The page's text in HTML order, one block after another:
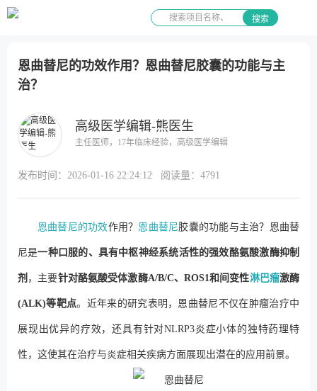
搜索
恩曲替尼的功效作用？恩曲替尼胶囊的功能与主
治？
高级医学编辑-熊医生
主任医师，17年临床经验，高级医学编辑
发布时间： 2026-01-16 22:24:12 阅读量： 4791
恩曲替尼的功效作用？ 恩曲替尼胶囊的功能与主治？恩曲替
尼是一种口服的、具有中枢神经系统活性的强效酪氨酸激酶抑制
剂 ，主要针对酪氨酸受体激酶A/B/C、ROS1和间变性淋巴瘤激酶
(ALK)等靶点。近年来的研究表明，恩曲替尼不仅在肿瘤治疗中
展现出优异的疗效，还具有针对NLRP3炎症小体的独特药理特
性，这使其在治疗与炎症相关疾病方面展现出潜在的应用前景。